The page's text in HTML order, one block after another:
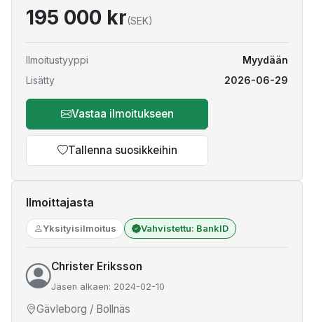
195 000 kr(SEK)
Ilmoitustyyppi
Myydään
Lisätty
2026-06-29
Vastaa ilmoitukseen
Tallenna suosikkeihin
Ilmoittajasta
Yksityisilmoitus Vahvistettu: BankID
Christer Eriksson
Jäsen alkaen: 2024-02-10
Gävleborg / Bollnäs